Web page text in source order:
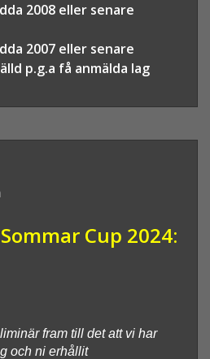
2008 eller senare
2007 eller senare
p.g.a få anmälda lag
Cup 2024:
fram till det att vi har
och ni erhållit